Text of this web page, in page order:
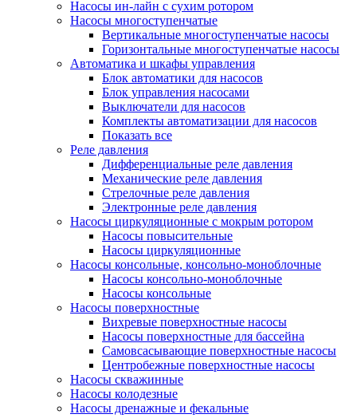
Насосы ин-лайн с сухим ротором
Насосы многоступенчатые
Вертикальные многоступенчатые насосы
Горизонтальные многоступенчатые насосы
Автоматика и шкафы управления
Блок автоматики для насосов
Блок управления насосами
Выключатели для насосов
Комплекты автоматизации для насосов
Показать все
Реле давления
Дифференциальные реле давления
Механические реле давления
Стрелочные реле давления
Электронные реле давления
Насосы циркуляционные с мокрым ротором
Насосы повысительные
Насосы циркуляционные
Насосы консольные, консольно-моноблочные
Насосы консольно-моноблочные
Насосы консольные
Насосы поверхностные
Вихревые поверхностные насосы
Насосы поверхностные для бассейна
Самовсасывающие поверхностные насосы
Центробежные поверхностные насосы
Насосы скважинные
Насосы колодезные
Насосы дренажные и фекальные